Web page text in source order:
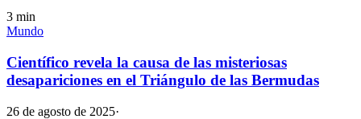
3 min
Mundo
Científico revela la causa de las misteriosas
desapariciones en el Triángulo de las Bermudas
26 de agosto de 2025·